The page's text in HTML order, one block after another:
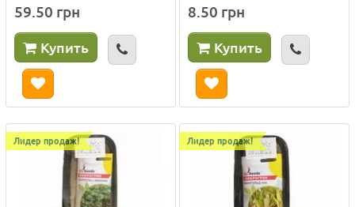
59.50 грн
Купить
8.50 грн
Купить
Лидер продаж! Лидер продаж!